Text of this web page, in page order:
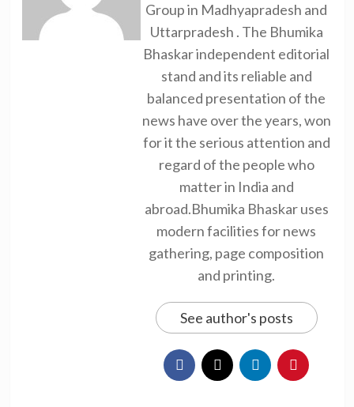
Group in Madhyapradesh and
Uttarpradesh . The Bhumika
Bhaskar independent editorial
stand and its reliable and
balanced presentation of the
news have over the years, won
for it the serious attention and
regard of the people who
matter in India and
abroad.Bhumika Bhaskar uses
modern facilities for news
gathering, page composition
and printing.
See author's posts